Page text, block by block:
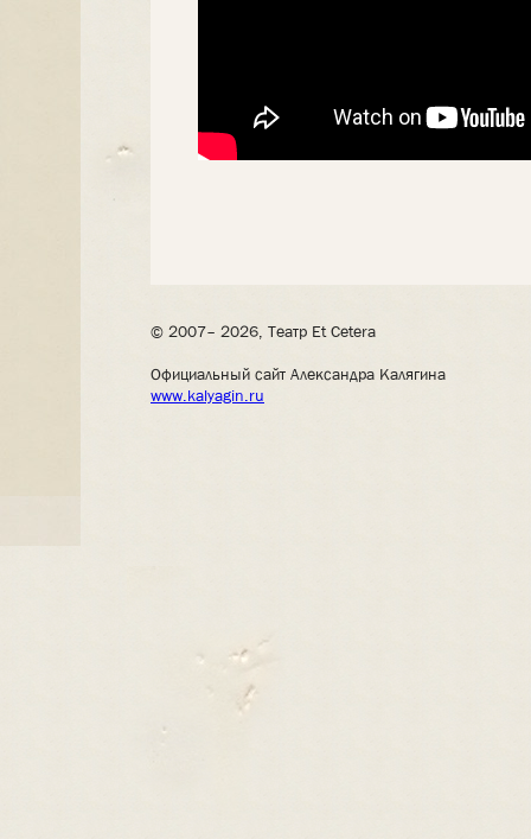
© 2007– 2026, Театр Et Cetera
Официальный сайт Александра Калягина
www.kalyagin.ru